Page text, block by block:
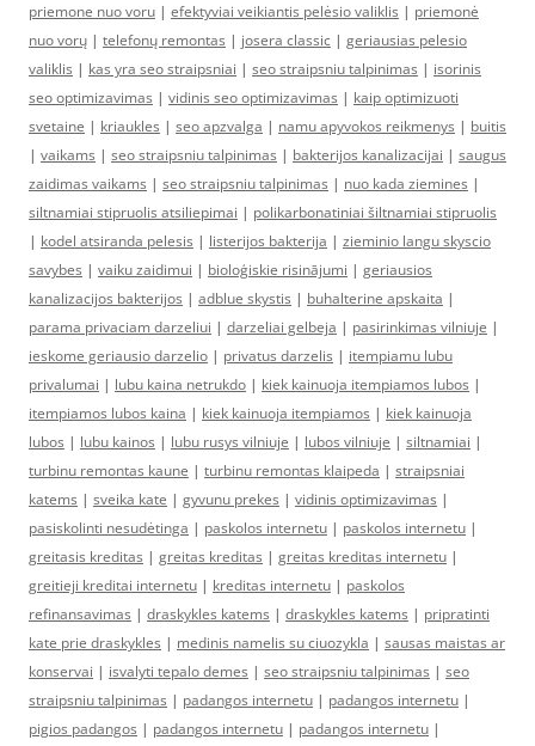
priemone nuo voru | efektyviai veikiantis pelėsio valiklis | priemonė
nuo vorų | telefonų remontas | josera classic | geriausias pelesio
valiklis | kas yra seo straipsniai | seo straipsniu talpinimas | isorinis
seo optimizavimas | vidinis seo optimizavimas | kaip optimizuoti
svetaine | kriaukles | seo apzvalga | namu apyvokos reikmenys | buitis
| vaikams | seo straipsniu talpinimas | bakterijos kanalizacijai | saugus
zaidimas vaikams | seo straipsniu talpinimas | nuo kada ziemines |
siltnamiai stipruolis atsiliepimai | polikarbonatiniai šiltnamiai stipruolis
| kodel atsiranda pelesis | listerijos bakterija | zieminio langu skyscio
savybes | vaiku zaidimui | bioloģiskie risinājumi | geriausios
kanalizacijos bakterijos | adblue skystis | buhalterine apskaita |
parama privaciam darzeliui | darzeliai gelbeja | pasirinkimas vilniuje |
ieskome geriausio darzelio | privatus darzelis | itempiamu lubu
privalumai | lubu kaina netrukdo | kiek kainuoja itempiamos lubos |
itempiamos lubos kaina | kiek kainuoja itempiamos | kiek kainuoja
lubos | lubu kainos | lubu rusys vilniuje | lubos vilniuje | siltnamiai |
turbinu remontas kaune | turbinu remontas klaipeda | straipsniai
katems | sveika kate | gyvunu prekes | vidinis optimizavimas |
pasiskolinti nesudėtinga | paskolos internetu | paskolos internetu |
greitasis kreditas | greitas kreditas | greitas kreditas internetu |
greitieji kreditai internetu | kreditas internetu | paskolos
refinansavimas | draskykles katems | draskykles katems | pripratinti
kate prie draskykles | medinis namelis su ciuozykla | sausas maistas ar
konservai | isvalyti tepalo demes | seo straipsniu talpinimas | seo
straipsniu talpinimas | padangos internetu | padangos internetu |
pigios padangos | padangos internetu | padangos internetu |